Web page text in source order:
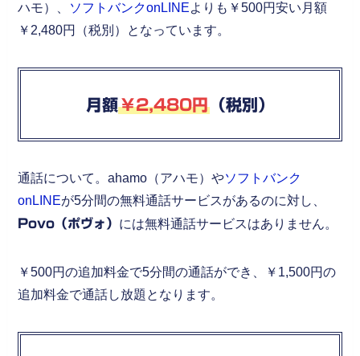
ハモ）、 ソフトバンクonLINEよりも￥500円安い月額
￥2,480円（税別）となっています。
月額￥2,480円 （税別）
通話について。ahamo（アハモ）やソフトバンク
onLINEが5分間の無料通話サービスがあるのに対し、
Povo（ポヴォ） には無料通話サービスはありません。
￥500円の追加料金で5分間の通話ができ、￥1,500円の
追加料金で通話し放題となります。